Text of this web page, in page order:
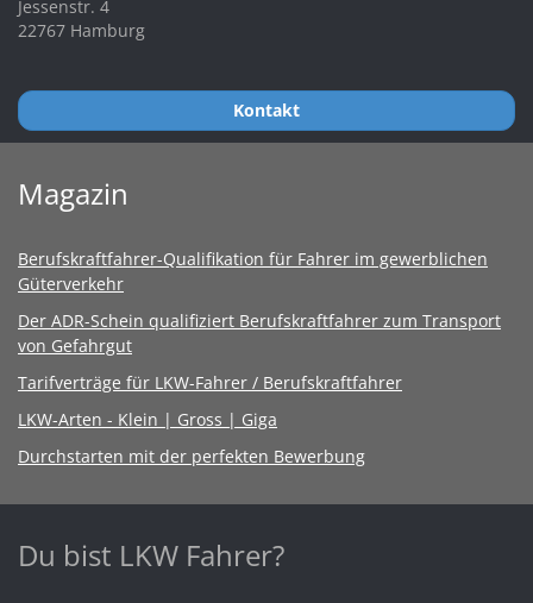
Jessenstr. 4
22767 Hamburg
Kontakt
Magazin
Berufskraftfahrer-Qualifikation für Fahrer im gewerblichen
Güterverkehr
Der ADR-Schein qualifiziert Berufskraftfahrer zum Transport
von Gefahrgut
Tarifverträge für LKW-Fahrer / Berufskraftfahrer
LKW-Arten - Klein | Gross | Giga
Durchstarten mit der perfekten Bewerbung
Du bist LKW Fahrer?